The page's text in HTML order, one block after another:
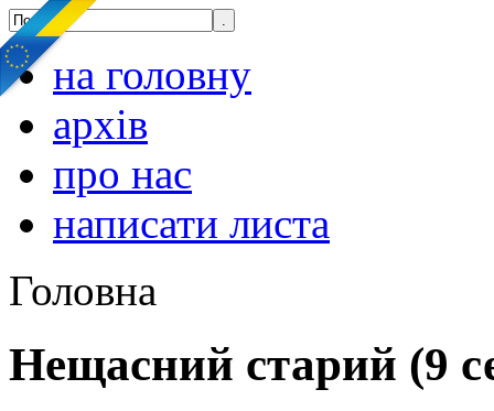
на головну
архів
про нас
написати листа
Головна
Нещасний старий (9